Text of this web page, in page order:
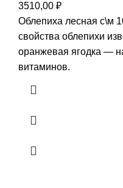
3510,00 ₽
Облепиха лесная с\м
свойства облепихи
оранжевая ягодка —
витаминов.